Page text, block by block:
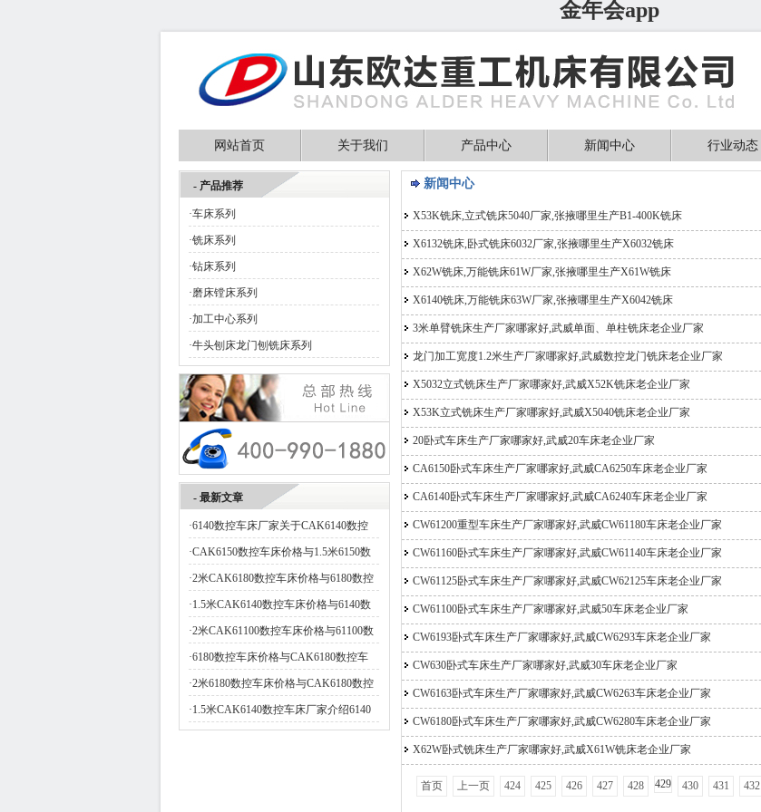
金年会app
网站首页 关于我们 产品中心 新闻中心 行业动态
- 产品推荐
·车床系列
·铣床系列
·钻床系列
·磨床镗床系列
·加工中心系列
·牛头刨床龙门刨铣床系列
- 最新文章
·6140数控车床厂家关于CAK6140数控
·CAK6150数控车床价格与1.5米6150数
·2米CAK6180数控车床价格与6180数控
·1.5米CAK6140数控车床价格与6140数
·2米CAK61100数控车床价格与61100数
·6180数控车床价格与CAK6180数控车
·2米6180数控车床价格与CAK6180数控
·1.5米CAK6140数控车床厂家介绍6140
新闻中心
X53K铣床,立式铣床5040厂家,张掖哪里生产B1-400K铣床
X6132铣床,卧式铣床6032厂家,张掖哪里生产X6032铣床
X62W铣床,万能铣床61W厂家,张掖哪里生产X61W铣床
X6140铣床,万能铣床63W厂家,张掖哪里生产X6042铣床
3米单臂铣床生产厂家哪家好,武威单面、单柱铣床老企业厂家
龙门加工宽度1.2米生产厂家哪家好,武威数控龙门铣床老企业厂家
X5032立式铣床生产厂家哪家好,武威X52K铣床老企业厂家
X53K立式铣床生产厂家哪家好,武威X5040铣床老企业厂家
20卧式车床生产厂家哪家好,武威20车床老企业厂家
CA6150卧式车床生产厂家哪家好,武威CA6250车床老企业厂家
CA6140卧式车床生产厂家哪家好,武威CA6240车床老企业厂家
CW61200重型车床生产厂家哪家好,武威CW61180车床老企业厂家
CW61160卧式车床生产厂家哪家好,武威CW61140车床老企业厂家
CW61125卧式车床生产厂家哪家好,武威CW62125车床老企业厂家
CW61100卧式车床生产厂家哪家好,武威50车床老企业厂家
CW6193卧式车床生产厂家哪家好,武威CW6293车床老企业厂家
CW630卧式车床生产厂家哪家好,武威30车床老企业厂家
CW6163卧式车床生产厂家哪家好,武威CW6263车床老企业厂家
CW6180卧式车床生产厂家哪家好,武威CW6280车床老企业厂家
X62W卧式铣床生产厂家哪家好,武威X61W铣床老企业厂家
首页 上一页 424 425 426 427 428 429 430 431 432